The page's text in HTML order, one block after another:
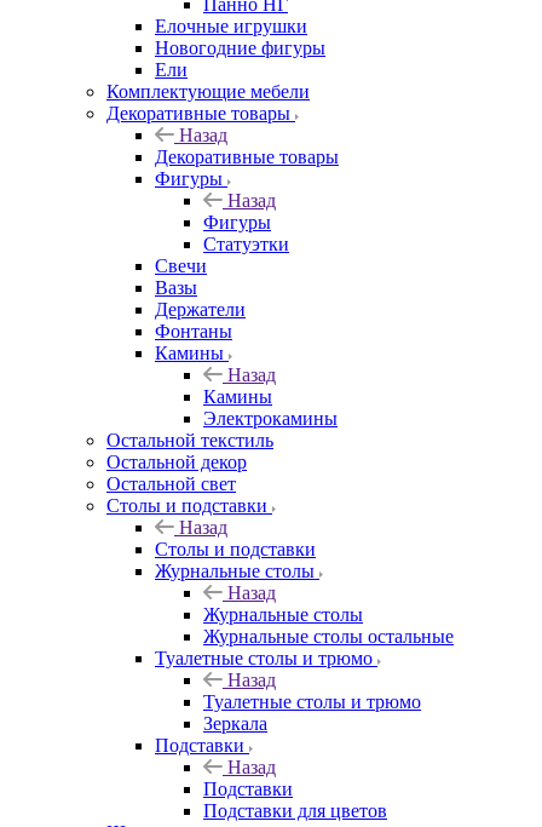
Панно НГ
Елочные игрушки
Новогодние фигуры
Ели
Комплектующие мебели
Декоративные товары
Назад
Декоративные товары
Фигуры
Назад
Фигуры
Статуэтки
Свечи
Вазы
Держатели
Фонтаны
Камины
Назад
Камины
Электрокамины
Остальной текстиль
Остальной декор
Остальной свет
Столы и подставки
Назад
Столы и подставки
Журнальные столы
Назад
Журнальные столы
Журнальные столы остальные
Туалетные столы и трюмо
Назад
Туалетные столы и трюмо
Зеркала
Подставки
Назад
Подставки
Подставки для цветов